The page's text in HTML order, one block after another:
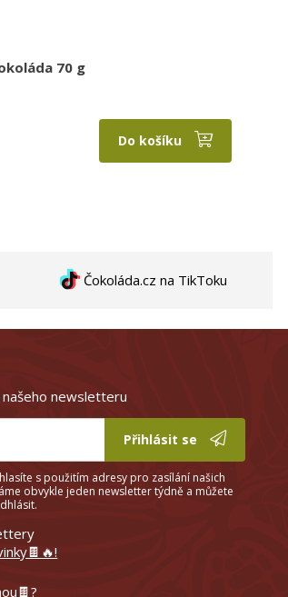
70 g
Do košíku
Čokoláda.cz na TikToku
newsletteru
Přihlásit se
s použitím adresy pro zasílání našich
obvykle jeden newsletter týdně a můžete